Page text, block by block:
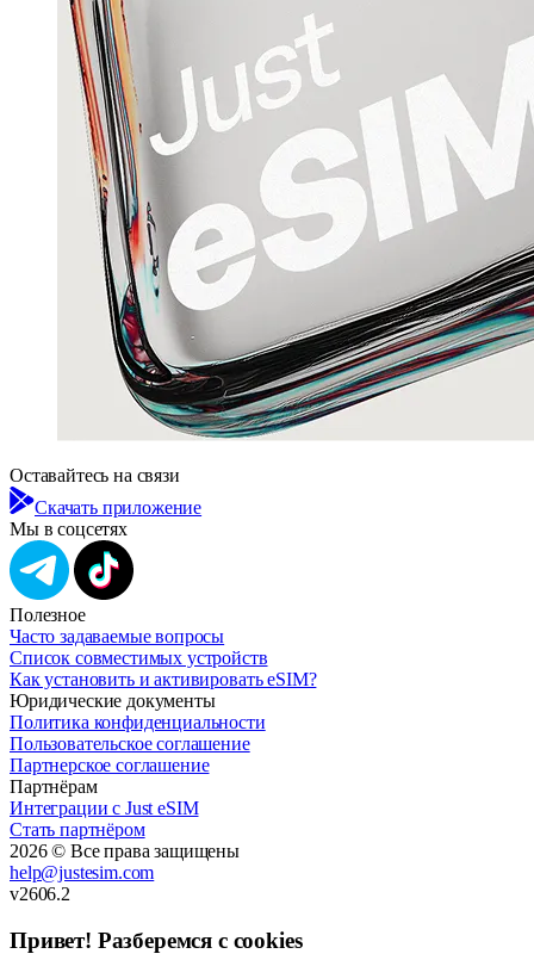
Оставайтесь на связи
Скачать приложение
Мы в соцсетях
Полезное
Часто задаваемые вопросы
Список совместимых устройств
Как установить и активировать eSIM?
Юридические документы
Политика конфиденциальности
Пользовательское соглашение
Партнерское соглашение
Партнёрам
Интеграции с Just eSIM
Стать партнёром
2026 © Все права защищены
help@justesim.com
v2606.2
Привет! Разберемся с cookies